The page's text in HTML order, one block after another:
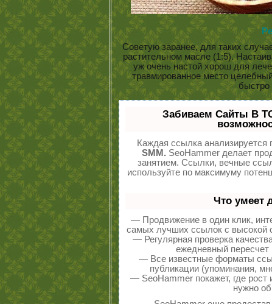
Советую заранее, для таких
растительном масле (1:5).
уж очень настой хорош для
травмированное место
быстро
Забиваем Сайты В
Каждая ссылка анализируется
SMM. SeoHammer делает
занятием. Ссылки, вечные
используйте по максимуму
Что умеет
— Продвижение в один клик,
самых лучших ссылок с высокой
— Регулярная проверка
ежедневный пересчет
— Все известные форматы
публикации (упоминания,
— SeoHammer покажет, где рост
нужно